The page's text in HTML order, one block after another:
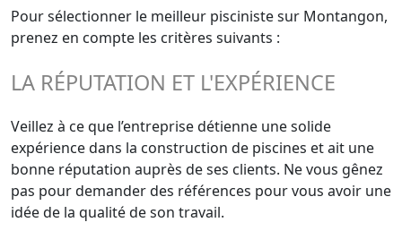
Pour sélectionner le meilleur pisciniste sur Montangon,
prenez en compte les critères suivants :
LA RÉPUTATION ET L'EXPÉRIENCE
Veillez à ce que l’entreprise détienne une solide
expérience dans la construction de piscines et ait une
bonne réputation auprès de ses clients. Ne vous gênez
pas pour demander des références pour vous avoir une
idée de la qualité de son travail.